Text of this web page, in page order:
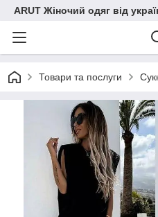
ARUT Жіночий одяг від
Товари та послуги